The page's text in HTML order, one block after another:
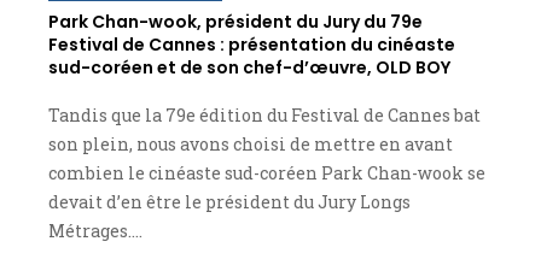
Park Chan-wook, président du Jury du 79e
Festival de Cannes : présentation du cinéaste
sud-coréen et de son chef-d’œuvre, OLD BOY
Tandis que la 79e édition du Festival de Cannes bat
son plein, nous avons choisi de mettre en avant
combien le cinéaste sud-coréen Park Chan-wook se
devait d’en être le président du Jury Longs
Métrages.…